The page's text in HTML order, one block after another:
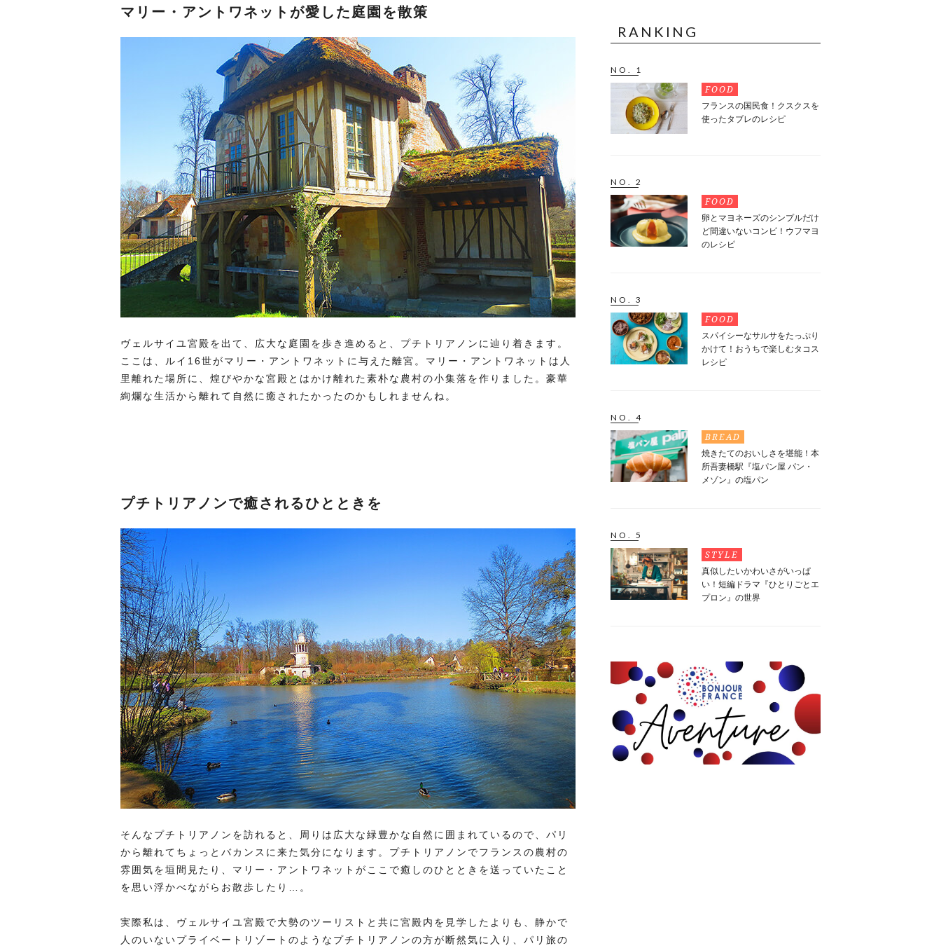
マリー・アントワネットが愛した庭園を散策
ヴェルサイユ宮殿を出て、広大な庭園を歩き進めると、プチトリアノンに辿り着きます。
ここは、ルイ16世がマリー・アントワネットに与えた離宮。マリー・アントワネットは人
里離れた場所に、煌びやかな宮殿とはかけ離れた素朴な農村の小集落を作りました。豪華
絢爛な生活から離れて自然に癒されたかったのかもしれませんね。
プチトリアノンで癒されるひとときを
そんなプチトリアノンを訪れると、周りは広大な緑豊かな自然に囲まれているので、パリ
から離れてちょっとバカンスに来た気分になります。プチトリアノンでフランスの農村の
雰囲気を垣間見たり、マリー・アントワネットがここで癒しのひとときを送っていたこと
を思い浮かべながらお散歩したり…。
実際私は、ヴェルサイユ宮殿で大勢のツーリストと共に宮殿内を見学したよりも、静かで
人のいないプライベートリゾートのようなプチトリアノンの方が断然気に入り、パリ旅の
RANKING
NO. 1
FOOD
フランスの国民食！クスクスを
使ったタブレのレシピ
NO. 2
FOOD
卵とマヨネーズのシンプルだけ
ど間違いないコンビ！ウフマヨ
のレシピ
NO. 3
FOOD
スパイシーなサルサをたっぷり
かけて！おうちで楽しむタコス
レシピ
NO. 4
BREAD
焼きたてのおいしさを堪能！本
所吾妻橋駅『塩パン屋 パン・
メゾン』の塩パン
NO. 5
STYLE
真似したいかわいさがいっぱ
い！短編ドラマ『ひとりごとエ
プロン』の世界